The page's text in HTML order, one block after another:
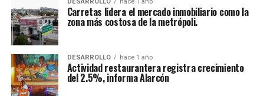
Carretas lidera el mercado inmobiliario como la
zona más costosa de la metrópoli.
DESARROLLO hace 1 año
Actividad restaurantera registra crecimiento
del 2.5%, informa Alarcón